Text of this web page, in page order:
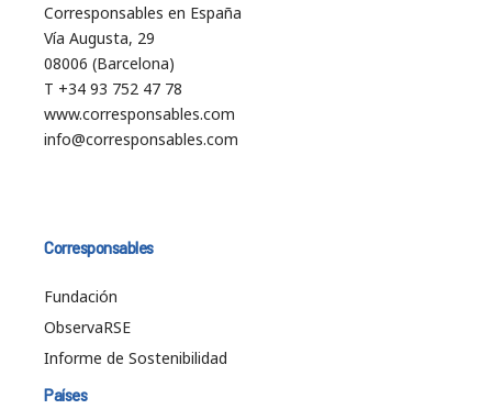
Corresponsables en España
Vía Augusta, 29
08006 (Barcelona)
T +34 93 752 47 78
www.corresponsables.com
info@corresponsables.com
Corresponsables
Fundación
ObservaRSE
Informe de Sostenibilidad
Países